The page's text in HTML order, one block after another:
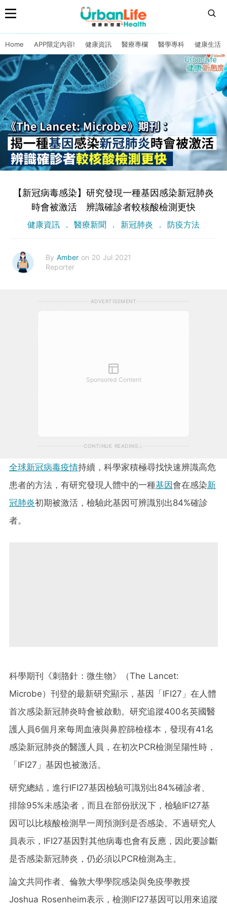
Home APP限定內容! 健康資訊 醫療專欄 醫學專科 健康生活
【新冠病毒感染】研究發現一種基因感染新冠肺炎
時會被激活 辨識確診者較核酸檢測更快
健康資訊 醫療新聞 新冠肺炎 防疫方法
By Amber on 20 Jul 2021
Reporter
ADVERTISEMENT
Sponsored Content
CONTINUE READING
全球新冠病毒疫情持續，科學家積極尋找快速辨識高危
患者的方法，有研究發現人體中的一種基因會在感染新
冠肺炎初期被激活，檢驗此基因可辨識別出84%確診
者。
科學期刊《刺胳針：微生物》（The Lancet:
Microbe）刊登的最新研究顯示，基因「IFI27」在人體
首次感染新冠肺炎時會被啟動。研究追蹤400名英國醫
護人員6個月來每周血液與鼻腔篩檢樣本，發現有41名
感染新冠肺炎的醫護人員，在初次PCR檢測呈陽性時，
「IFI27」基因也被激活。
研究總結，進行IFI27基因檢驗可識別出84%確診者、
排除95%未感染者，而且在部份狀況下，檢驗IFI27基
因可以比核酸檢測早一周預測到是否感染。不過研究人
員表示，IFI27基因對其他病毒也會有反應，因此要診斷
是否感染新冠肺炎，仍必須以PCR檢測為主。
論文共同作者、倫敦大學學院感染與免疫學教授
Joshua Rosenheim表示，檢測IFI27基因可以用來追蹤